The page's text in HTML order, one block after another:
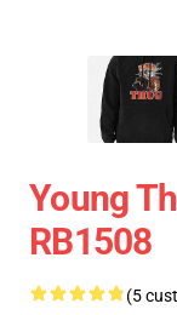
Young
RB1508
(5